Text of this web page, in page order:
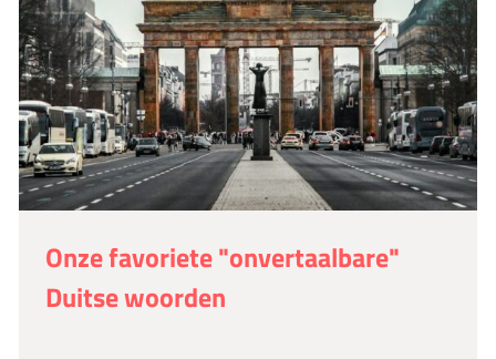
Onze favoriete "onvertaalbare"
Duitse woorden